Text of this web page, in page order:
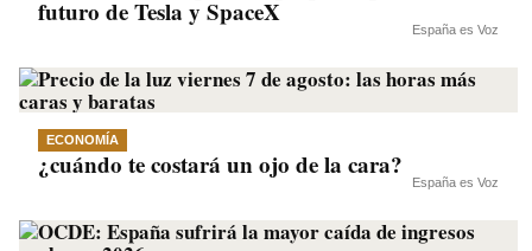
futuro de Tesla y SpaceX
España es Voz
ECONOMÍA
¿cuándo te costará un ojo de la cara?
España es Voz